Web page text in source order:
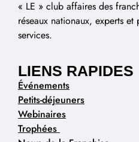
« LE » club affaires des
réseaux nationaux, experts et
services.
LIENS RAPIDES
Événements
Petits-déjeuners
Webinaires
Trophées